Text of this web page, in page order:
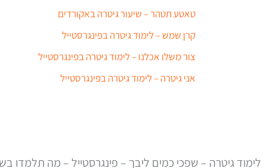
טאטע תטהר – שיעור גיטרה באקורדים
קרן שמש – לימוד גיטרה בפינגרסטייל
צור משלו אכלנו – לימוד גיטרה בפינגרסטייל
אני גיטרה – לימוד גיטרה בפינגרסטייל
לימוד גיטרה – שפכי כמים ליבך – פינגרסטייל – מה תלמדו